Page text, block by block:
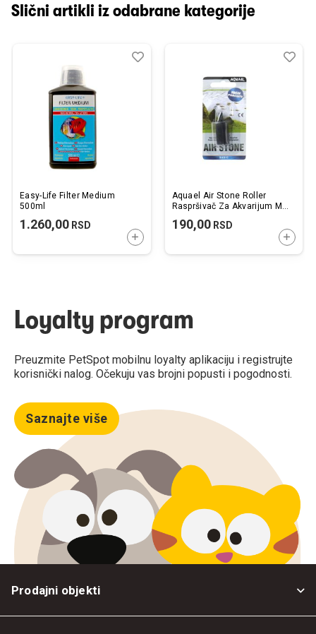
Slični artikli iz odabrane kategorije
Easy-Life Filter Medium
500ml
1.260,00 RSD
DODAJTE U KORPU
Dodaj
Uporedi
Aquael Air Stone Roller
Raspršivač Za Akvarijum M2
190,00RSD
Loyalty program
Preuzmite PetSpot mobilnu loyalty aplikaciju i registrujte
korisnički nalog. Očekuju vas brojni popusti i pogodnosti.
Saznajte više
Prodajni objekti